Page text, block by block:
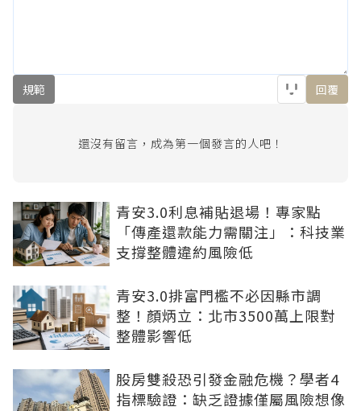
規範 回覆
還沒有留言，成為第一個發言的人吧！
青安3.0利息補貼退場！專家點
「傳產還款能力需關注」：科技業
支撐整體違約風險低
青安3.0排富門檻不必因縣市調
整！顏炳立：北市3500萬上限對
整體影響低
股房雙殺恐引發金融危機？學者4
指標驗證：缺乏證據僅屬風險想像